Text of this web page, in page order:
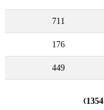
711
176
449